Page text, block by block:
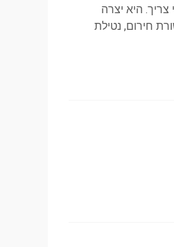
היא יצרה
חירום, נטילת